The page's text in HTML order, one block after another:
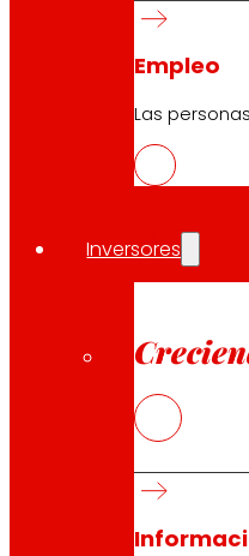
Empleo
Las
Inversores